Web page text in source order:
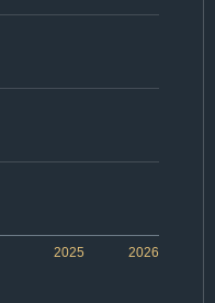
2026
2025